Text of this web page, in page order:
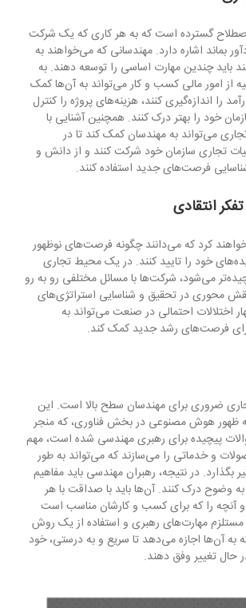
گسترده است که به هر کاری که یک شرکت
بماند اشاره دارد. مهندسانی که می‌خواهند به
باید چندین مهارت اساسی را توسعه دهند. به
از امور مالی کسب و کار می‌تواند به آن‌ها کمک
را اندازه‌گیری کنند، هزینه‌های پروژه را کنترل
خود را بهتر درک کنند. همچنین آشنایی با
می‌تواند به مهندسان کمک کند تا در
تجاری سازمان خود شرکت کنند و از دانش و
فرصت‌های جدید استفاده کنند.
انتقادی
کرد که می‌دانند چگونه فرصت‌های نوظهور
خود را تایید کنند. در یک محیط تجاری
می‌شود، شرکت‌ها با مسائل مختلفی رو به رو
محوری در تحقیق و شناسایی استراتژی‌های
اختلالات احتمالی در صنعت می‌تواند به
فرصت‌های رشد جدید کمک کند.
ضروری برای مهندسان سطح بالا است. این
به ظهور هوش مصنوعی در بخش فناوری، که منجر
پیچیده برای رهبری مهندسی شده است، مهم
و خدماتی را می‌سازند که می‌تواند به طور
بگذارد. در نتیجه، رهبران مهندسی باید مفاهیم
وضوح درک کنند. آن‌ها باید با صداقت با هر
آنچه را که برای کسب و کارشان مناسب است
مستلزم مهارت‌های رهبری و استفاده از یک روش
آن‌ها اجازه می‌دهد تا سریع و به درستی، خود
حال تغییر وفق دهند.